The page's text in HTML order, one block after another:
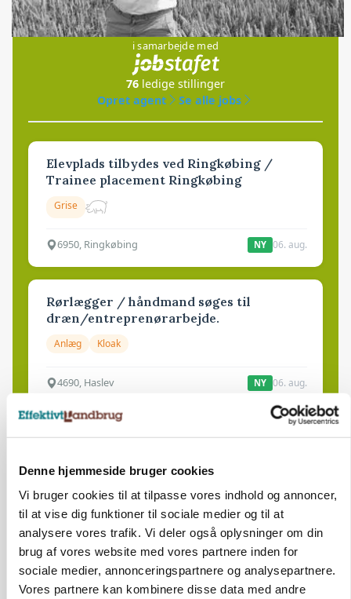
Denne hjemmeside bruger cookies
Vi bruger cookies til at tilpasse vores indhold og annoncer,
til at vise dig funktioner til sociale medier og til at
analysere vores trafik. Vi deler også oplysninger om din
brug af vores website med vores partnere inden for
sociale medier, annonceringspartnere og analysepartnere.
Vores partnere kan kombinere disse data med andre
Jobs
i samarbejde med
76 ledige stillinger
Opret agent
Se alle jobs
Elevplads tilbydes ved Ringkøbing /
Trainee placement Ringkøbing
Grise
6950, Ringkøbing NY 06. aug.
Rørlægger / håndmand søges til
dræn/entreprenørarbejde.
Anlæg Kloak
4690, Haslev NY 06. aug.
Lastbilchauffør søges til Henrik Haves
Godstransport
4700, Næstved 03. aug.
Medarbejdere til griseproduktion